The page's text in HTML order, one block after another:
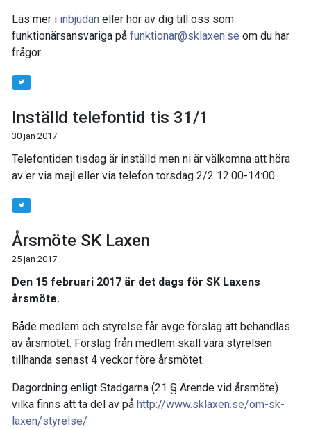
Läs mer i inbjudan eller hör av dig till oss som
funktionärsansvariga på funktionar@sklaxen.se om du har
frågor.
Inställd telefontid tis 31/1
30 jan 2017
Telefontiden tisdag är inställd men ni är välkomna att höra
av er via mejl eller via telefon torsdag 2/2 12:00-14:00.
Årsmöte SK Laxen
25 jan 2017
Den 15 februari 2017 är det dags för SK Laxens
årsmöte.
Både medlem och styrelse får avge förslag att behandlas
av årsmötet. Förslag från medlem skall vara styrelsen
tillhanda senast 4 veckor före årsmötet.
Dagordning enligt Stadgarna (21 § Ärende vid årsmöte)
vilka finns att ta del av på http://www.sklaxen.se/om-sk-
laxen/styrelse/